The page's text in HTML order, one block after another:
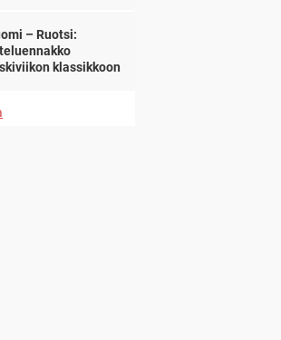
– Ruotsi:
klassikkoon